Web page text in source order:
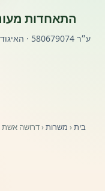
פורטל לוח מודעות דרושים
השתלמויות וקורסים לגננות
התאחדות
ע״ר
בית‹ משרות‹דרושה אשת